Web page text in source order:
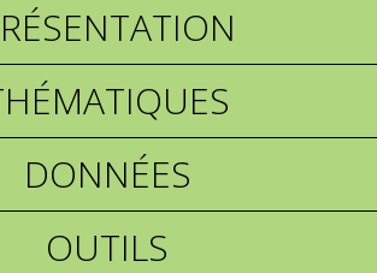
DONNÉES
OUTILS